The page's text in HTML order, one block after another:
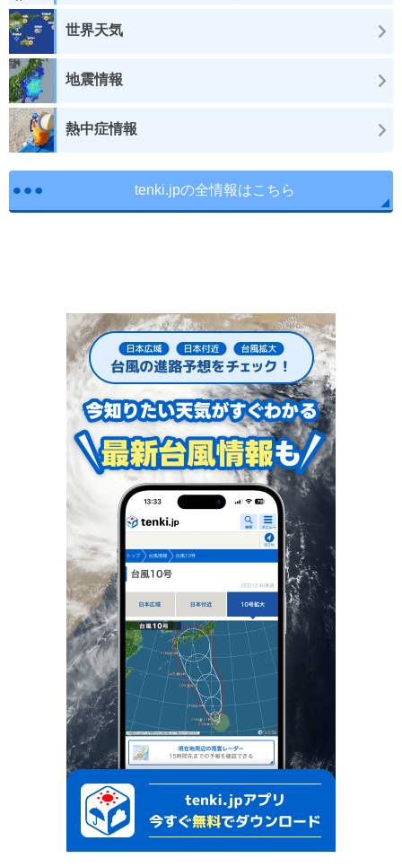
世界天気
地震情報
熱中症情報
tenki.jpの全情報はこちら